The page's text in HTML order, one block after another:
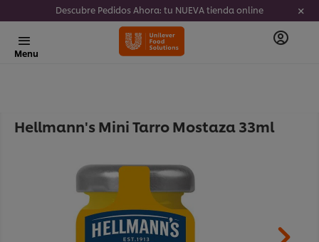
Descubre Pedidos Ahora: tu NUEVA tienda online
Menu
Hellmann's Mini Tarro Mostaza 33ml